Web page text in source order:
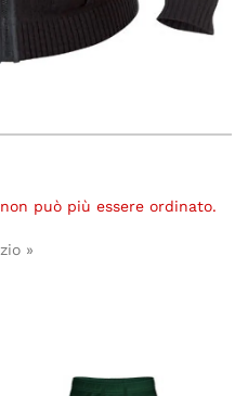
può più essere ordinato.
»